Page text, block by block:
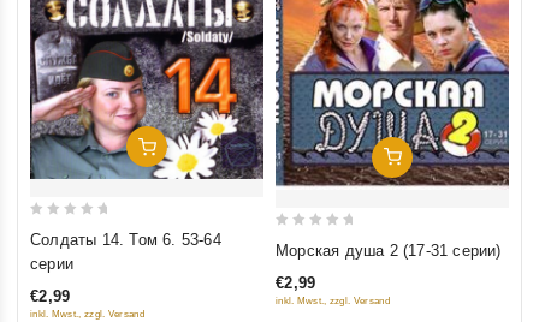
Добавить В Корзину
5
Солдаты 14. Том 6. 53-64
серии
€2,99
inkl. Mwst., zzgl. Versand
Добавить В Корзину
out
of
Морская душа 2 (17-31 серии)
€2,99
inkl. Mwst., zzgl. Versand